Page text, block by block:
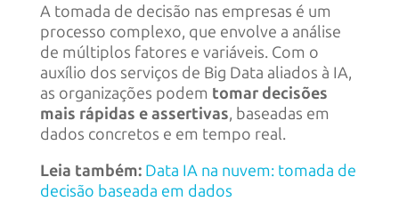
A tomada de decisão nas empresas é um
processo complexo, que envolve a análise
de múltiplos fatores e variáveis. Com o
auxílio dos serviços de Big Data aliados à IA,
as organizações podem tomar decisões
mais rápidas e assertivas, baseadas em
dados concretos e em tempo real.
Leia também: Data IA na nuvem: tomada de
decisão baseada em dados